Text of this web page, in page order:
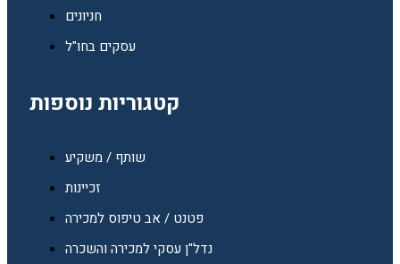
חניונים
עסקים בחו"ל
קטגוריות נוספות
שותף / משקיע
זכיינות
פטנט / אב טיפוס למכירה
נדל"ן עסקי למכירה והשכרה